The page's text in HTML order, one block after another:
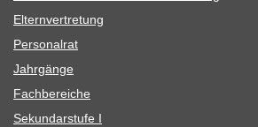
Eltern­ver­tre­tung
Per­so­nal­rat
Jahr­gänge
Fach­be­rei­che
Sekun­dar­stufe I